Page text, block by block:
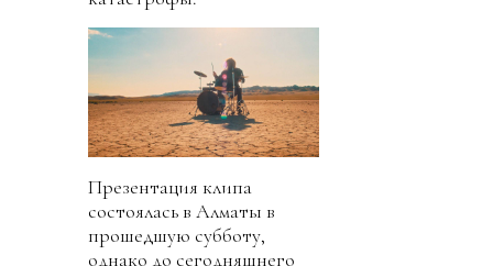
Презентация клипа
состоялась в Алматы в
прошедшую субботу,
однако до сегодняшнего